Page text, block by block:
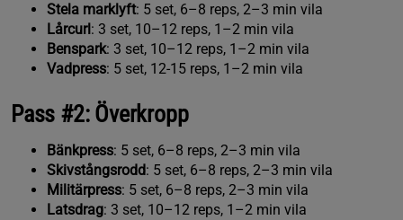
Stela marklyft: 5 set, 6–8 reps, 2–3 min vila
Lårcurl: 3 set, 10–12 reps, 1–2 min vila
Benspark: 3 set, 10–12 reps, 1–2 min vila
Vadpress: 5 set, 12-15 reps, 1–2 min vila
Pass #2: Överkropp
Bänkpress: 5 set, 6–8 reps, 2–3 min vila
Skivstångsrodd: 5 set, 6–8 reps, 2–3 min vila
Militärpress: 5 set, 6–8 reps, 2–3 min vila
Latsdrag: 3 set, 10–12 reps, 1–2 min vila